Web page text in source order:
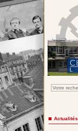
Actualités